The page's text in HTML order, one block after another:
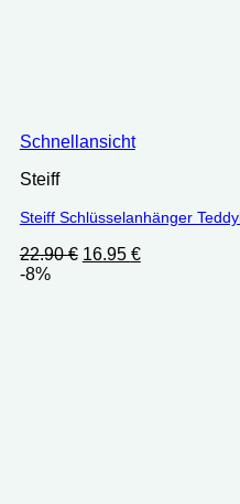
Schnellansicht
Steiff
Steiff Schlüsselanhänger
22.90€ Ursprünglicher
16.95 €Aktueller
-8%